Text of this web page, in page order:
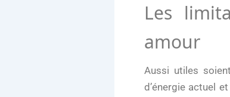
Les
amour
Aussi utiles
d’énergie actuel